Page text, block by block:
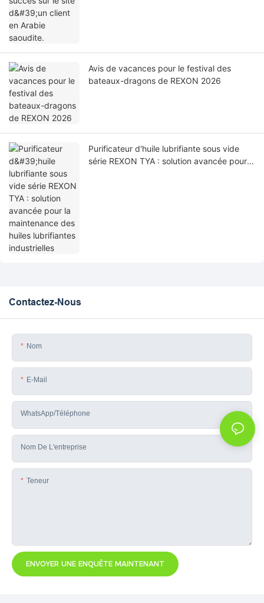
Avis de vacances pour le festival des
bateaux-dragons de REXON 2026
Purificateur d'huile lubrifiante sous vide
série REXON TYA : solution avancée pour
Contactez-Nous
Nom
E-Mail
WhatsApp/téléphone
Nom De L'entreprise
Teneur
ENVOYER UNE ENQUÊTE MAINTENANT